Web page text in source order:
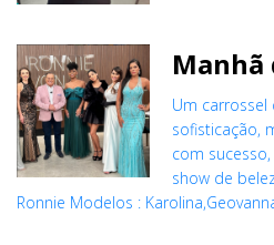
Manhã
Um carrossel
sofisticação,
com
show de
Ronnie Modelos :